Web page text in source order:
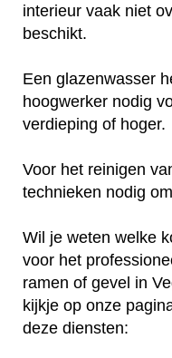
interieur vaak niet
beschikt.
Een glazenwasser
hoogwerker nodig
verdieping of hoger.
Voor het reinigen
technieken nodig
Wil je weten welke
voor het
ramen of gevel in
kijkje op onze
deze diensten: